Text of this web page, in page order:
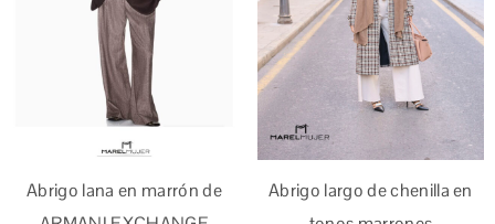
Abrigo lana en marrón de
Abrigo largo de chenilla en